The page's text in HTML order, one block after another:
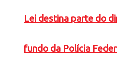
Lei destina parte do
fundo da Polícia